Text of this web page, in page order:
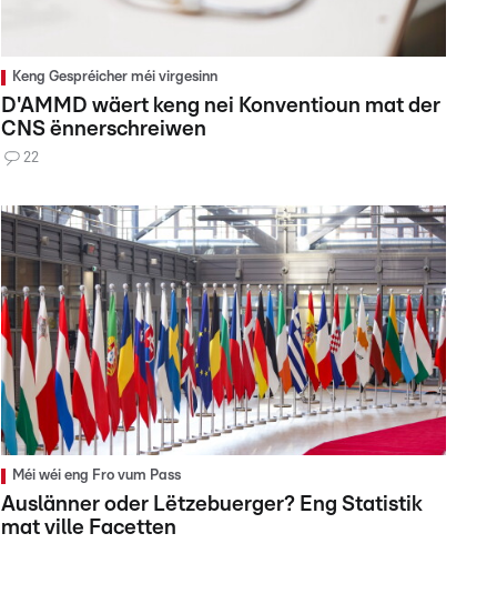
Keng Gespréicher méi virgesinn
D'AMMD wäert keng nei Konventioun mat der
CNS ënnerschreiwen
22
Méi wéi eng Fro vum Pass
Auslänner oder Lëtzebuerger? Eng Statistik
mat ville Facetten